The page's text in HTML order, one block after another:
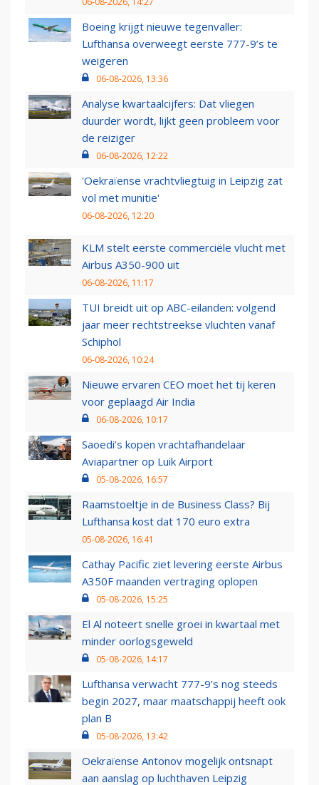
Boeing krijgt nieuwe tegenvaller:
Lufthansa overweegt eerste 777-9’s te
weigeren
06-08-2026, 13:36
Analyse kwartaalcijfers: Dat vliegen
duurder wordt, lijkt geen probleem voor
de reiziger
06-08-2026, 12:22
'Oekraïense vrachtvliegtuig in Leipzig zat
vol met munitie'
06-08-2026, 12:20
KLM stelt eerste commerciële vlucht met
Airbus A350-900 uit
06-08-2026, 11:17
TUI breidt uit op ABC-eilanden: volgend
jaar meer rechtstreekse vluchten vanaf
Schiphol
06-08-2026, 10:24
Nieuwe ervaren CEO moet het tij keren
voor geplaagd Air India
06-08-2026, 10:17
Saoedi’s kopen vrachtafhandelaar
Aviapartner op Luik Airport
05-08-2026, 16:57
Raamstoeltje in de Business Class? Bij
Lufthansa kost dat 170 euro extra
05-08-2026, 16:41
Cathay Pacific ziet levering eerste Airbus
A350F maanden vertraging oplopen
05-08-2026, 15:25
El Al noteert snelle groei in kwartaal met
minder oorlogsgeweld
05-08-2026, 14:17
Lufthansa verwacht 777-9’s nog steeds
begin 2027, maar maatschappij heeft ook
plan B
05-08-2026, 13:42
Oekraïense Antonov mogelijk ontsnapt
aan aanslag op luchthaven Leipzig